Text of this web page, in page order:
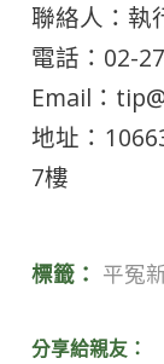
聯絡人：執
電話：02-
Email：
地址：
7樓
標籤： 平冤
分享給親友：